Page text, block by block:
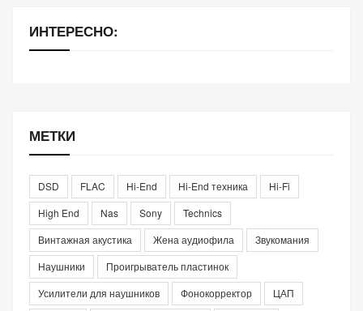
ИНТЕРЕСНО:
МЕТКИ
DSD FLAC Hi-End Hi-End техника
Hi-Fi
High End
Nas Sony
Technics
Винтажная акустика
Жена аудиофила
Звукомания
Наушники
Проигрыватель пластинок
Усилители для наушников
Фонокорректор
ЦАП